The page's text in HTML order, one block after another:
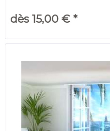
dès 15,00 € *